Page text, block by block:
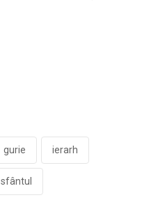
gurie ierarh
sfântul